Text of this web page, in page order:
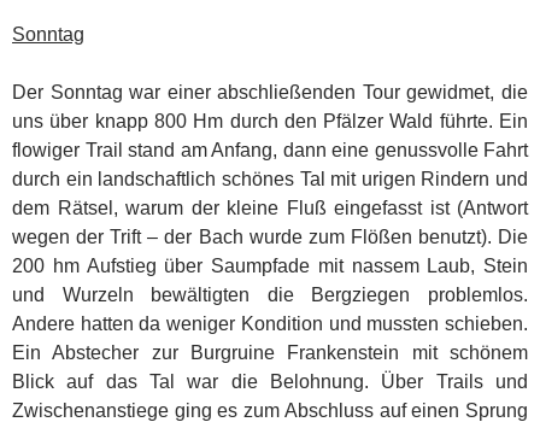
Sonntag
Der Sonntag war einer abschließenden Tour gewidmet, die
uns über knapp 800 Hm durch den Pfälzer Wald führte. Ein
flowiger Trail stand am Anfang, dann eine genussvolle Fahrt
durch ein landschaftlich schönes Tal mit urigen Rindern und
dem Rätsel, warum der kleine Fluß eingefasst ist (Antwort
wegen der Trift – der Bach wurde zum Flößen benutzt). Die
200 hm Aufstieg über Saumpfade mit nassem Laub, Stein
und Wurzeln bewältigten die Bergziegen problemlos.
Andere hatten da weniger Kondition und mussten schieben.
Ein Abstecher zur Burgruine Frankenstein mit schönem
Blick auf das Tal war die Belohnung. Über Trails und
Zwischenanstiege ging es zum Abschluss auf einen Sprung